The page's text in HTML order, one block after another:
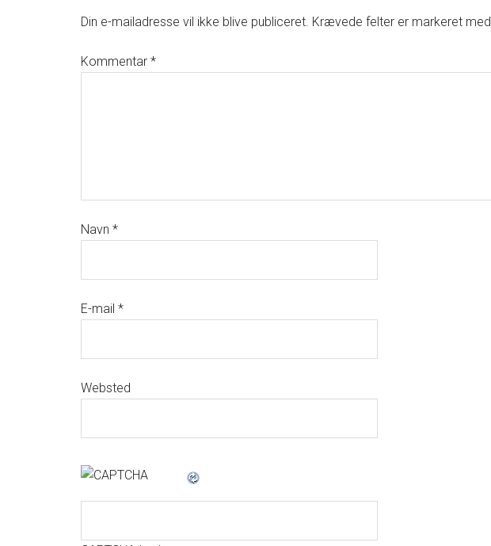
Din e-mailadresse vil ikke blive publiceret. Krævede felter er markeret med
Kommentar *
Navn *
E-mail *
Websted